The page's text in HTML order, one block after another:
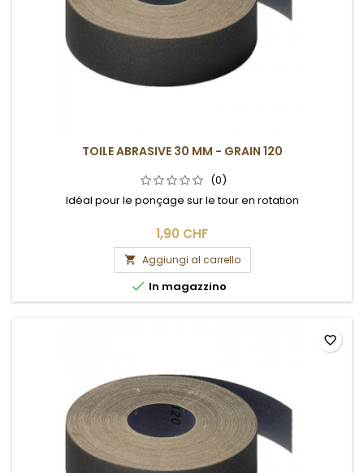
TOILE ABRASIVE 30 MM - GRAIN 120
(0)
Idéal pour le ponçage sur le tour en rotation
1,90 CHF
 Aggiungi al carrello
 In magazzino
favorite_border